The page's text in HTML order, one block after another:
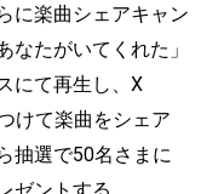
に楽曲シェアキャン
たがいてくれた」
にて再生し、X
けて楽曲をシェア
抽選で50名さまに